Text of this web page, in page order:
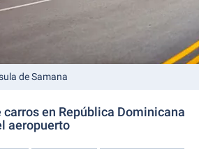
de Samana
en República Dominicana
aeropuerto